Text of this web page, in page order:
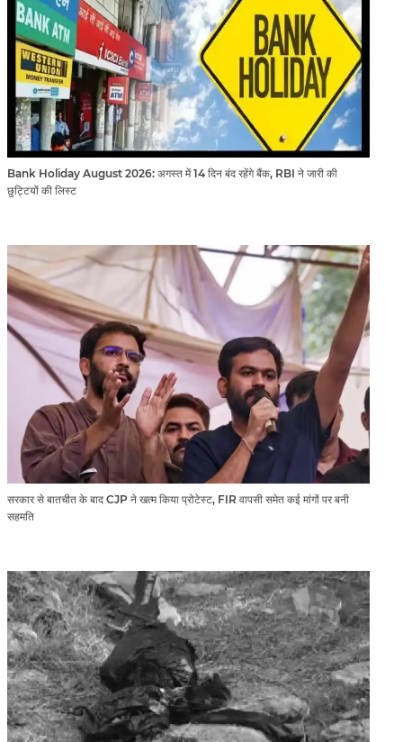
Bank Holiday August 2026: अगस्त में 14 दिन बंद रहेंगे बैंक, RBI ने जारी की
छुट्टियों की लिस्ट​​​​​​​
सरकार से बातचीत के बाद CJP ने खत्म किया प्रोटेस्ट, FIR वापसी समेत कई मांगों पर बनी
सहमति